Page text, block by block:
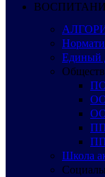
Единый
ПО
ОО
Школа